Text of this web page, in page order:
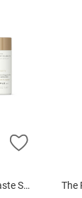
ZUR
Cleanse The